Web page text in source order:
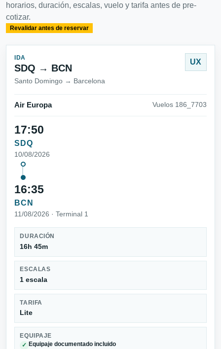
horarios, duración, escalas, vuelo y tarifa antes de pre-
cotizar.
Revalidar antes de reservar
IDA
SDQ → BCN
Santo Domingo → Barcelona
UX
Air Europa Vuelos 186_7703
17:50
SDQ
10/08/2026
16:35
BCN
11/08/2026 · Terminal 1
DURACIÓN
16h 45m
ESCALAS
1 escala
TARIFA
Lite
EQUIPAJE
✓ Equipaje documentado incluido